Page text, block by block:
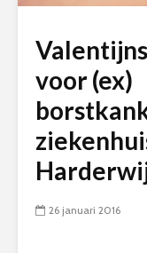
voor (ex)
26 januari 2016